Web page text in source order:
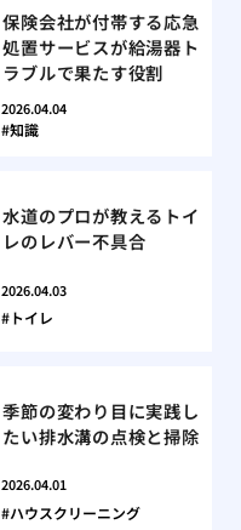
保険会社が付帯する応急
処置サービスが給湯器ト
ラブルで果たす役割
2026.04.04
知識
水道のプロが教えるトイ
レのレバー不具合
2026.04.03
トイレ
季節の変わり目に実践し
たい排水溝の点検と掃除
2026.04.01
ハウスクリーニング